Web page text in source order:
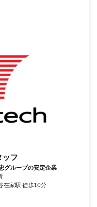
ッフ
グループの安定企業
在家駅 徒歩10分